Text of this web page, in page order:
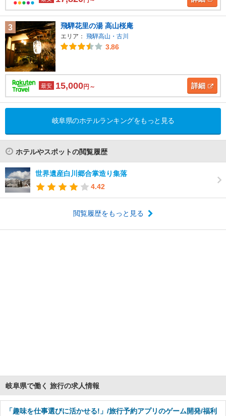
3 飛騨花里の湯 高山桜庵
エリア： 飛騨高山・古川
3.86
最安 15,000円～ 詳細
岐阜県のホテルランキングをもっと見る
ホテルやスポットの閲覧履歴
世界遺産白川郷合掌造り集落
4.42
閲覧履歴をもっと見る
岐阜県で働く 旅行の求人情報
「趣味を仕事選びに活かせる!」/旅行予約アプリのゲーム開発/福利